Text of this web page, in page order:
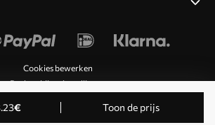
.23€ Toon de prijs
Cookies bewerken
Pushmeldingsinstellingen
. Alle rechten voorbehouden. Beheerd
z o.o. BTW-ID: PL9223057591.